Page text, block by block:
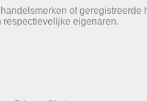
of
eigenaren.